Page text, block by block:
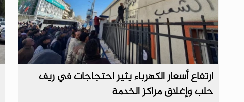
ارتفاع أسعار الكهرباء يثير احتجاجات في ريف
حلب وإغلاق مراكز الخدمة